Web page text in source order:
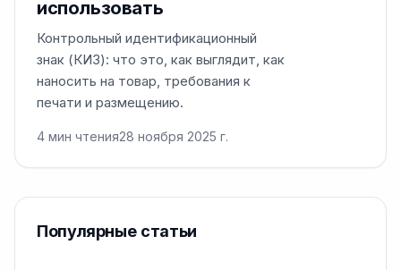
использовать
Контрольный идентификационный
знак (КИЗ): что это, как выглядит, как
наносить на товар, требования к
печати и размещению.
4 мин чтения28 ноября 2025 г.
Популярные статьи